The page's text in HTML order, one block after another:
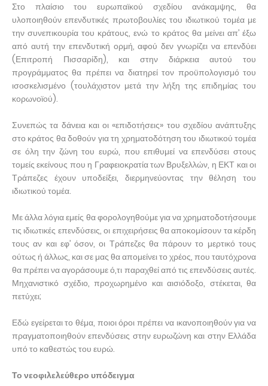
Στο πλαίσιο του ευρωπαϊκού σχεδίου ανάκαμψης, θα
υλοποιηθούν επενδυτικές πρωτοβουλίες του ιδιωτικού τομέα με
την συνεπικουρία του κράτους, ενώ το κράτος θα μείνει απ’ έξω
από αυτή την επενδυτική ορμή, αφού δεν γνωρίζει να επενδύει
(Επιτροπή Πισσαρίδη), και στην διάρκεια αυτού του
προγράμματος θα πρέπει να διατηρεί τον προϋπολογισμό του
ισοσκελισμένο (τουλάχιστον μετά την λήξη της επιδημίας του
κορωνοϊού).
Συνεπώς τα δάνεια και οι «επιδοτήσεις» του σχεδίου ανάπτυξης
στο κράτος θα δοθούν για τη χρηματοδότηση του ιδιωτικού τομέα
σε όλη την ζώνη του ευρώ, που επιθυμεί να επενδύσει στους
τομείς εκείνους που η Γραφειοκρατία των Βρυξελλών, η ΕΚΤ και οι
Τράπεζες έχουν υποδείξει, διερμηνεύοντας την θέληση του
ιδιωτικού τομέα.
Με άλλα λόγια εμείς θα φορολογηθούμε για να χρηματοδοτήσουμε
τις ιδιωτικές επενδύσεις, οι επιχειρήσεις θα αποκομίσουν τα κέρδη
τους αν και εφ’ όσον, οι Τράπεζες θα πάρουν το μερτικό τους
ούτως ή άλλως, και σε μας θα απομείνει το χρέος, που ταυτόχρονα
θα πρέπει να αγοράσουμε ό,τι παραχθεί από τις επενδύσεις αυτές.
Μηχανιστικό σχέδιο, προχωρημένο και αισιόδοξο, στέκεται, θα
πετύχει;
Εδώ εγείρεται το θέμα, ποιοι όροι πρέπει να ικανοποιηθούν για να
πραγματοποιηθούν επενδύσεις στην ευρωζώνη και στην Ελλάδα
υπό το καθεστώς του ευρώ.
Το νεοφιλελεύθερο υπόδειγμα